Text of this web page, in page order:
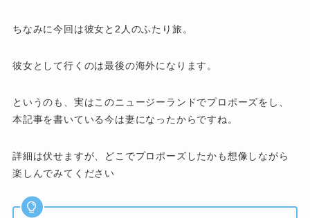
ちなみに今回は彼女と2人のふたり旅。
彼女として行くのは最後の海外になります。
というのも、実はこのニュージーランドでプロポーズをし、
本記事を書いている今は妻になったからですね。
詳細は伏せますが、どこでプロポーズしたかも想像しながら
楽しんでみてください